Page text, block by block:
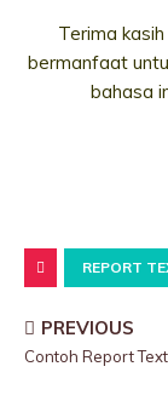
Terima
bermanfaat
bahasa
REPORT
PREVIOUS
Contoh Report